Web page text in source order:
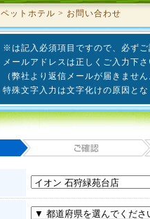
ペットホテル > お問い合わせ
※は記入必須項目ですので、必ず
メールアドレスは正しくご入力下
（弊社より返信メールが届きませ
特殊文字入力は文字化けの原因と